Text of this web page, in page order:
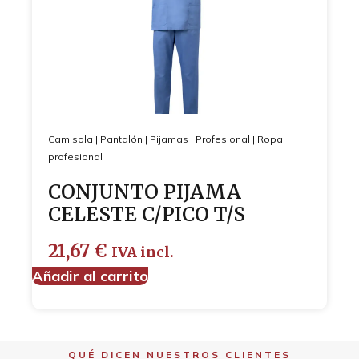
Camisola | Pantalón | Pijamas | Profesional | Ropa
profesional
CONJUNTO PIJAMA
CELESTE C/PICO T/S
21,67 € IVA incl.
Añadir al carrito
QUÉ DICEN NUESTROS CLIENTES